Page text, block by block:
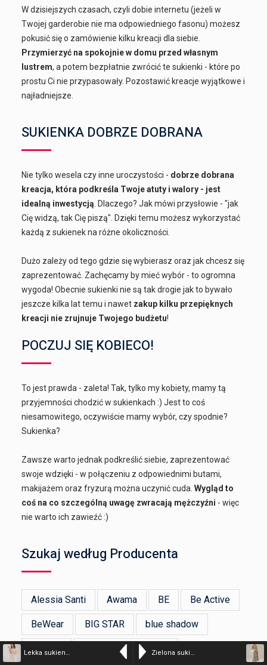
Lekka sukienka w kwiaty – kolor n/a – 196-22060AB SABB Zielona sukienka z paskiem – kolor n/a – 197-47923 MILITA
W dzisiejszych czasach, czyli dobie internetu (jeżeli w
Twojej garderobie nie ma odpowiedniego fasonu) możesz
pokusić się o zamówienie kilku kreacji dla siebie.
Przymierzyć na spokojnie w domu przed własnym
lustrem, a potem bezpłatnie zwrócić te sukienki - które po
prostu Ci nie przypasowały. Pozostawić kreacje wyjątkowe i
najładniejsze.
SUKIENKA DOBRZE DOBRANA
Nie tylko wesela czy inne uroczystości - dobrze dobrana
kreacja, która podkreśla Twoje atuty i walory - jest
idealną inwestycją. Dlaczego? Jak mówi przysłowie - "jak
Cię widzą, tak Cię piszą". Dzięki temu możesz wykorzystać
każdą z sukienek na różne okoliczności.
Dużo zależy od tego gdzie się wybierasz oraz jak chcesz się
zaprezentować. Zachęcamy by mieć wybór - to ogromna
wygoda! Obecnie sukienki nie są tak drogie jak to bywało
jeszcze kilka lat temu i nawet zakup kilku przepięknych
kreacji nie zrujnuje Twojego budżetu!
POCZUJ SIĘ KOBIECO!
To jest prawda - zaleta! Tak, tylko my kobiety, mamy tą
przyjemności chodzić w sukienkach :) Jest to coś
niesamowitego, oczywiście mamy wybór, czy spodnie?
Sukienka?
Zawsze warto jednak podkreślić siebie, zaprezentować
swoje wdzięki - w połączeniu z odpowiednimi butami,
makijażem oraz fryzurą można uczynić cuda.Wygląd to
coś na co szczególną uwagę zwracają mężczyźni - więc
nie warto ich zawieźć :)
Szukaj według Producenta
Alessia Santi Awama BE Be Active
BeWear BIG STAR blue shadow
bonprix BRONX AND BANCO